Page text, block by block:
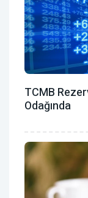
TCMB
Odağında